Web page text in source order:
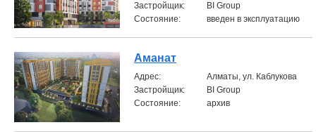
Застройщик:
BI Group
Состояние:
введен в эксплуатацию
Аманат
Aдрес:
Алматы, ул. Каблукова
Застройщик:
BI Group
Состояние:
архив